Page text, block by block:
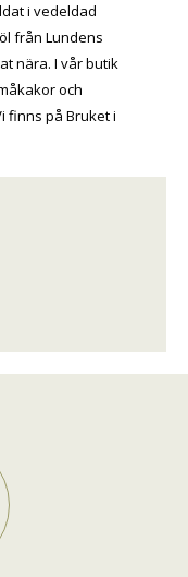
i vedeldad
från Lundens
nära. I vår butik
och
finns på Bruket i